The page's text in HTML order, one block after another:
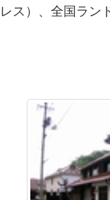
ス）、全国ラン